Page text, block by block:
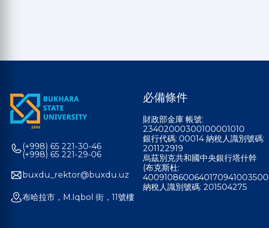
(+998) 65 221-30-46
(+998) 65 221-29-06
buxdu_rektor@buxdu.uz
布哈拉市，M.Iqbol 街，11號樓
必備條件
財政部金庫 帳號:
23402000300100001010
銀行代碼: 00014 納稅人識別號碼:
201122919
烏茲別克共和國中央銀行塔什幹
(布克斯杜:
納稅人識別號碼: 201504275